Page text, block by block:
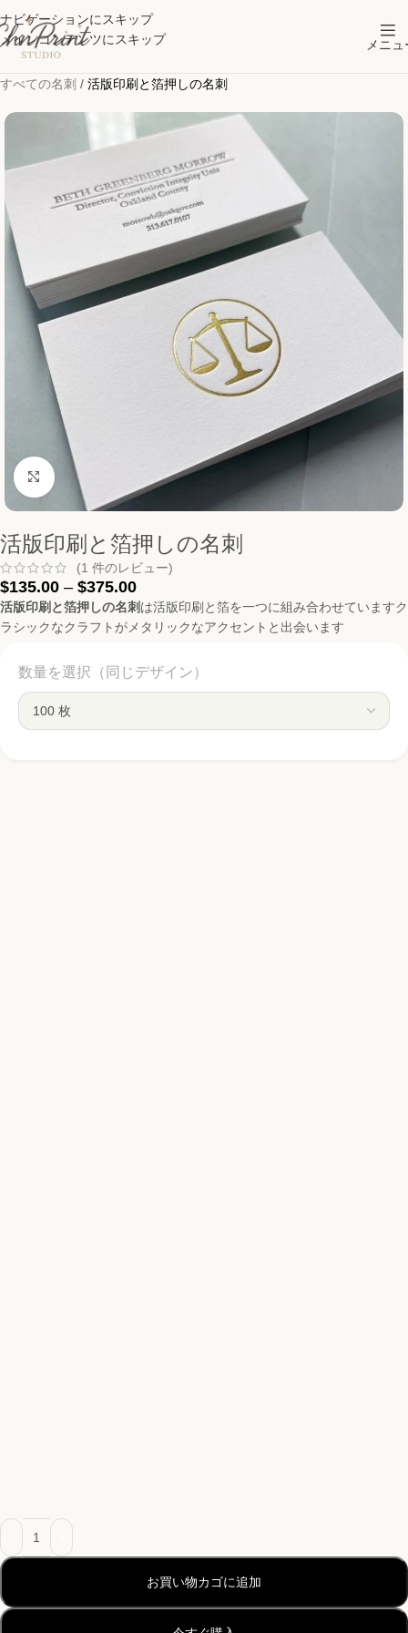
ナビゲーションにスキップ
メインコンテンツにスキップ
メニュ
すべての名刺 / 活版印刷と箔押しの名刺
Click to enlarge
活版印刷と箔押しの名刺
(1 件のレビュー)
$135.00 – $375.00
活版印刷と箔押しの名刺は活版印刷と箔を一つに組み合わせていますク
ラシックなクラフトがメタリックなアクセントと出会います
数量を選択（同じデザイン）
お買い物カゴに追加